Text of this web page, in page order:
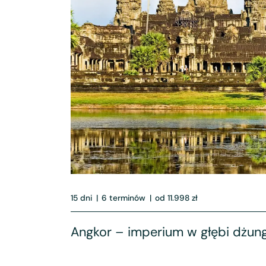
15 dni | 6 terminów | od 11.998 zł
Angkor – imperium w głębi